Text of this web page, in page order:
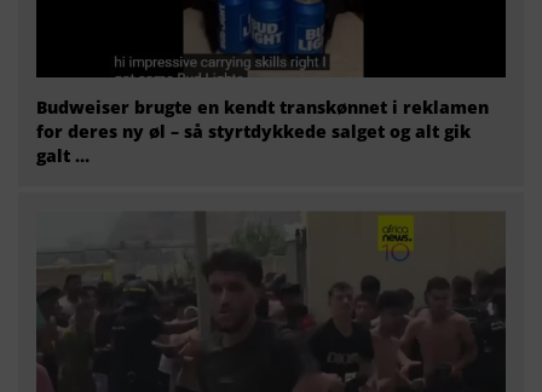
Budweiser brugte en kendt transkønnet i reklamen
for deres ny øl – så styrtdykkede salget og alt gik
galt …